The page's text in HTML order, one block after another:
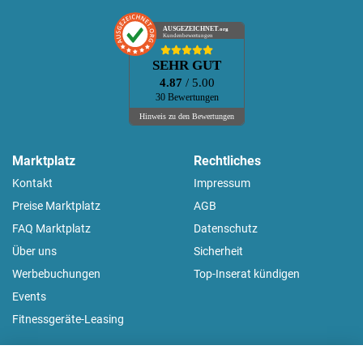
AUSGEZEICHNET.org
Kundenbewertungen
SEHR GUT
4.87 / 5.00
30 Bewertungen
Hinweis zu den Bewertungen
Marktplatz
Kontakt
Preise Marktplatz
FAQ Marktplatz
Über uns
Werbebuchungen
Events
Fitnessgeräte-Leasing
Rechtliches
Impressum
AGB
Datenschutz
Sicherheit
Top-Inserat kündigen